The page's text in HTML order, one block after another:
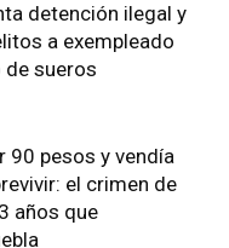
detención ilegal y
a exempleado
de sueros
90 pesos y vendía
el crimen de
años que